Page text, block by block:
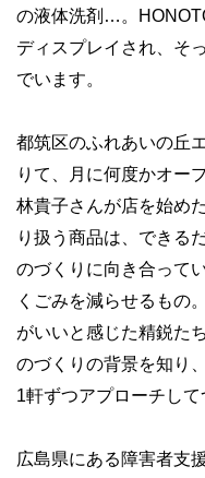
の液体洗剤…。
ディスプレイされ、そ
でいます。
都筑区のふれあいの丘
りて、月に何度かオー
林貴子さんが店を始め
り扱う商品は、できる
のづくりに向き合って
くごみを減らせるもの
がいいと感じた精鋭た
のづくりの背景を知り
1軒ずつアプローチして
広島県にある障害者支